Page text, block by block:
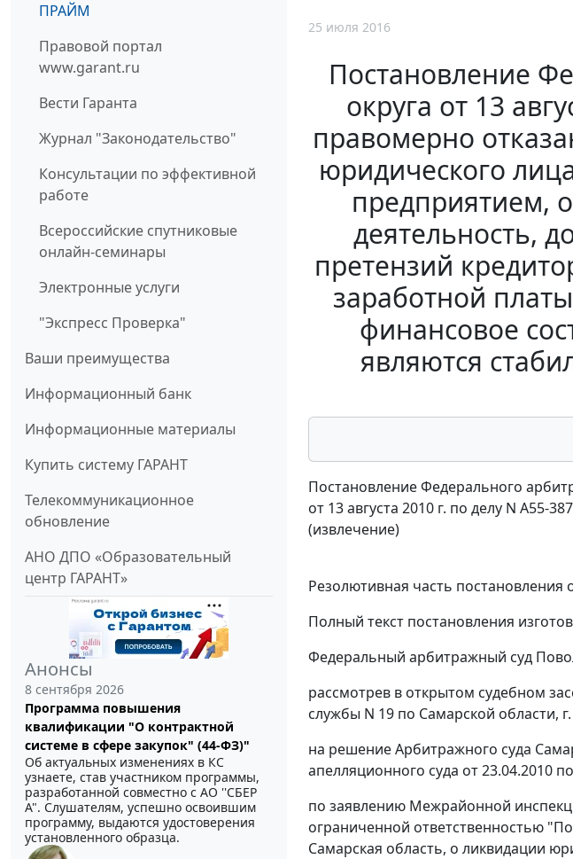
ПРАЙМ
Правовой портал
www.garant.ru
Вести Гаранта
Журнал "Законодательство"
Консультации по эффективной
работе
Всероссийские спутниковые
онлайн-семинары
Электронные услуги
"Экспресс Проверка"
Ваши преимущества
Информационный банк
Информационные материалы
Купить систему ГАРАНТ
Телекоммуникационное
обновление
АНО ДПО «Образовательный
центр ГАРАНТ»
Анонсы
8 сентября 2026
Программа повышения
квалификации "О контрактной
системе в сфере закупок" (44-ФЗ)"
Об актуальных изменениях в КС
узнаете, став участником программы,
разработанной совместно с АО ''СБЕР
А". Слушателям, успешно освоившим
программу, выдаются удостоверения
установленного образца.
25 июля 2016
Постановление
округа от 13
правомерно
юридического
предприятием,
деятельность,
претензий
заработной
финансовое
являются
Постановление Федерального
от 13 августа 2010 г. по делу N А55-
(извлечение)
Резолютивная часть постановления
Полный текст постановления
Федеральный арбитражный суд
рассмотрев в открытом судебном
службы N 19 по Самарской области,
на решение Арбитражного суда
апелляционного суда от 23.04.2010
по заявлению Межрайонной
ограниченной ответственностью
Самарская область, о ликвидации